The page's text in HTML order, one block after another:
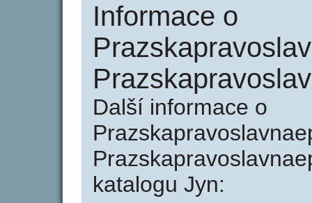
Informace o
Další informace o
katalogu Jyn: